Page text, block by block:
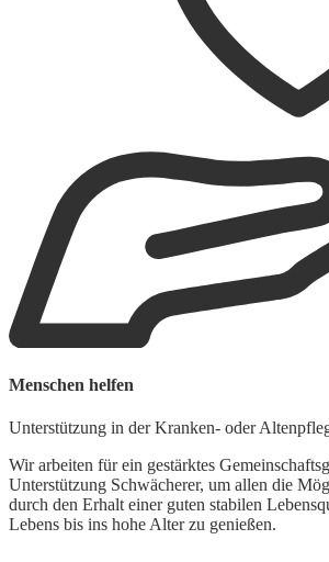
Menschen helfen
Unterstützung in der Kranken- oder
Wir arbeiten für ein gestärktes
Unterstützung Schwächerer, um allen die
durch den Erhalt einer guten stabilen
Lebens bis ins hohe Alter zu genießen.